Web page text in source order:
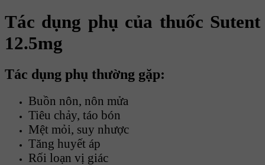
Tác dụng phụ của thuốc Sutent
12.5mg
Tác dụng phụ thường gặp:
Buồn nôn, nôn mửa
Tiêu chảy, táo bón
Mệt mỏi, suy nhược
Tăng huyết áp
Rối loạn vị giác